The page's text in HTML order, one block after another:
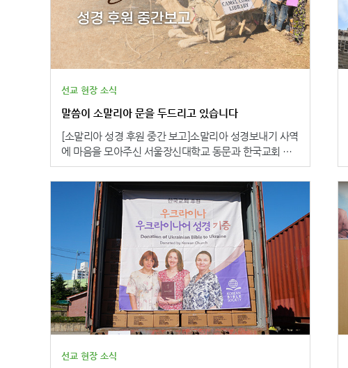
주는 책입니다. 성경이 아니고서는 예수님을 알 수 없습니
다. 성경을 받은 많은 사람들이 예수님을 믿게 되었고, 성
경의 놀라운 능력을 깨닫게 되었습니다. 그렇기에 박해와
제한으로 점점 좁혀져 가는 선교 지역의 문을 열어가는 가
장 중요한 대안은 성경입니다.”라고 성경이 선교의 좁힌
문을 여는 귀한 도구로 사용되기를 소망했습니다. 아이티
티에서 혼자의 힘으로는 절대로 성경을 구입할 수 없었던
수백 명의 사람들이 성경을 받을 수 있게 되었습니다. 이
는 큰 은혜이며, 하나님께서 그들을 잊지 않으셨다는 사실
립니다.”라고 감사를 전했습니다. 본 공회 호재민 총무는
“하나님의 말씀으로 그들에게 참된 신앙과 바른 복음을 전
할 수 있는 가장 귀한 기회가 바로 성경이라고 생각합니
다. 한 권의 성경이 한 영혼을 변화시키고, 변화된 한 영혼
을 통해 한 가정이 변화되며, 그 가정이 속한 교회 공동체
와 지역 사회까지 변화될 것을 믿습니다. 지금은 희망의
신호도 보이지 않는 아이티 사회일지라도, 하나님의 역사
하심을 통해 새로운 소망과 미래가 펼쳐질 것을 믿습니
다.”라고 아이티에 새로운 희망의 역사가 시작되기를 기대
했습니다. 카리브해에 위치한 아이티는 극심한 치안 불안
국가 중 하나입니다. 수도 포르토프랭스의 상당 지역은 무
선교 현장 소식
말씀이 소말리아 문을 두드리고 있습니다
[소말리아 성경 후원 중간 보고]소말리아 성경보내기 사역
에 마음을 모아주신 서울장신대학교 동문과 한국교회 후
원자 여러분께 깊이 감사드립니다. 소말리아는 말씀에 접
근하기 매우 어려운 땅으로 대부분이 비밀스럽게 신앙을
지켜가고 있습니다. 말씀을 간절히 원하지만, 성경을 갖지
못하는 이들. 성경을 읽고 싶어도 자신의 언어로 된 성경
이 없는 이들. 여러분의 후원으로 이제 이러한 어려움에
있던 소말리아에 소말리아 새번역 신약성경을 제작하여
지원합니다.● 헌금 내역 2026년 7월 14일 기준달성률:
77%▩▩▩▩▩▩▩▩□□ - 목표 금액: 30,000,000원-
현재 금액: 23,145,000원- 후원자 수: 116명 **목표 금
액까지 6,855,000원 남았습니다.● 사역 진행 상황ㅣSte
p 1ㅣ번역·조판 지원 (완료)└ 말씀이 글이 되기까지▲소
말리아 새번역 신약성경 번역 작업 중인 현지 모습성경이
인쇄되기 위해서는 번역된 원고가 실제 책의 형태로 다듬
선교 현장 소식